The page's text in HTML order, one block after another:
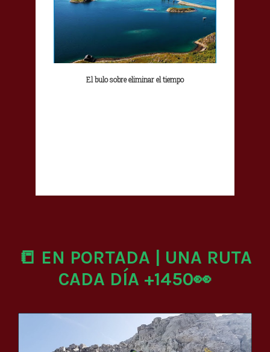
El bulo sobre eliminar el tiempo
📒 EN PORTADA | UNA RUTA
CADA DÍA +1450👀